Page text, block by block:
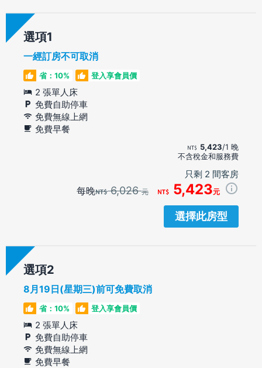
選項
一經訂房不可取消
省：10% 登入享會員價
2 張單人床
免費自助停車
免費無線上網
免費早餐
5,423/1 晚
不含稅金和服務費
只剩 2 間客房
每晚 6,026元 5,423元
選擇此房型
選項
8月19日(星期三)前可免費取消
省：10% 登入享會員價
2 張單人床
免費自助停車
免費無線上網
免費早餐